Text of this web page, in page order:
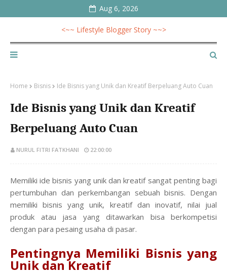
Aug 6, 2026
<~~ Lifestyle Blogger Story ~~>
Home Bisnis Ide Bisnis yang Unik dan Kreatif Berpeluang Auto Cuan
Ide Bisnis yang Unik dan Kreatif
Berpeluang Auto Cuan
NURUL FITRI FATKHANI 22:00:00
Memiliki ide bisnis yang unik dan kreatif sangat penting bagi
pertumbuhan dan perkembangan sebuah bisnis. Dengan
memiliki bisnis yang unik, kreatif dan inovatif, nilai jual
produk atau jasa yang ditawarkan bisa berkompetisi
dengan para pesaing usaha di pasar.
Pentingnya Memiliki Bisnis yang
Unik dan Kreatif